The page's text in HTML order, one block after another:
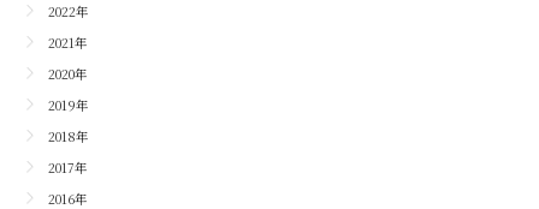
2022年
2021年
2020年
2019年
2018年
2017年
2016年